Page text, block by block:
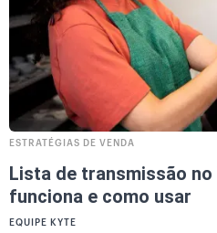
ESTRATÉGIAS DE VENDA
Lista de transmissão
funciona e como usar
EQUIPE KYTE